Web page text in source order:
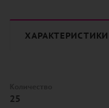
ХАРАКТЕРИСТИКИ
25